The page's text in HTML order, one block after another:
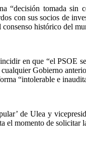
“decisión tomada
con sus socios de
histórico del
en que “el PSOE
Gobierno
“intolerable e
de Ulea y
el momento de